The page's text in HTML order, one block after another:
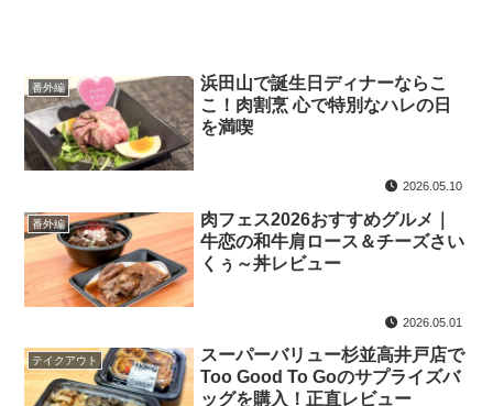
番外編
浜田山で誕生日ディナーならこ
こ！肉割烹 心で特別なハレの日
を満喫
2026.05.10
番外編
肉フェス2026おすすめグルメ｜
牛恋の和牛肩ロース＆チーズさい
くぅ～丼レビュー
2026.05.01
テイクアウト
スーパーバリュー杉並高井戸店で
Too Good To Goのサプライズバ
ッグを購入！正直レビュー